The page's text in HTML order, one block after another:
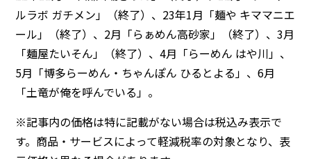
ルラボ ガチメン」（終了）、23年1月「麺や キママニエ
ール」（終了）、2月「らぁめん高砂家」（終了）、3月
「麺屋たいそん」（終了）、4月「らーめん はや川」、
5月「博多らーめん・ちゃんぽん ひるとよる」、6月
「土竜が俺を呼んでいる」。
※記事内の価格は特に記載がない場合は税込み表示で
す。商品・サービスによって軽減税率の対象となり、表